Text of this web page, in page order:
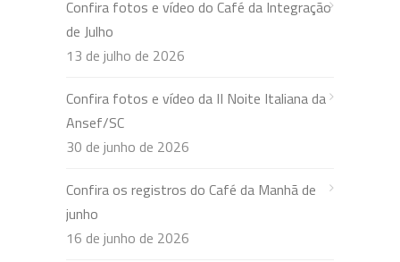
Confira fotos e vídeo do Café da Integração
de Julho
13 de julho de 2026
Confira fotos e vídeo da II Noite Italiana da
Ansef/SC
30 de junho de 2026
Confira os registros do Café da Manhã de
junho
16 de junho de 2026